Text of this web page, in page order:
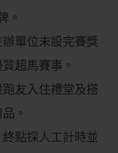
。
單位未設完賽獎
超馬賽事。
友入住禮堂及搭
。
點採人工計時並